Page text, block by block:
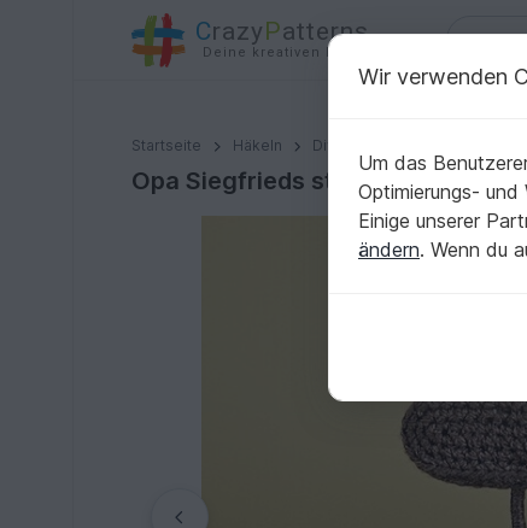
CrazyPatterns
Deine kreativen Ideen
Startseite Häkeln Diverses
Opa Siegfrieds stilvolle Gartenbank mit
Opa Siegfrieds stilvolle
Wir verwenden
Um das
Optimierungs-
Einige unserer
ändern. Wenn du